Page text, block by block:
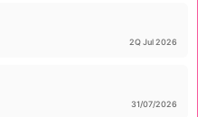
Actualizado:
2Q Jul 2026
Actualizado:
31/07/2026